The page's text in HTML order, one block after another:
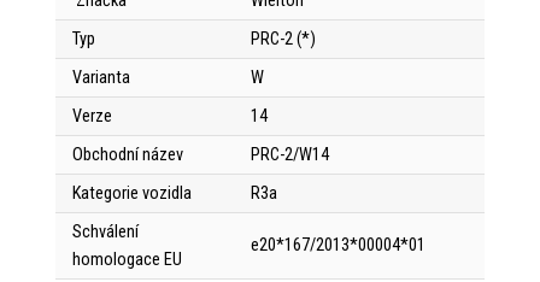
Typ
PRC-2 (*)
Varianta
W
Verze
14
Obchodní název
PRC-2/W14
Kategorie vozidla
R3a
Schválení
homologace EU
e20*167/2013*00004*01